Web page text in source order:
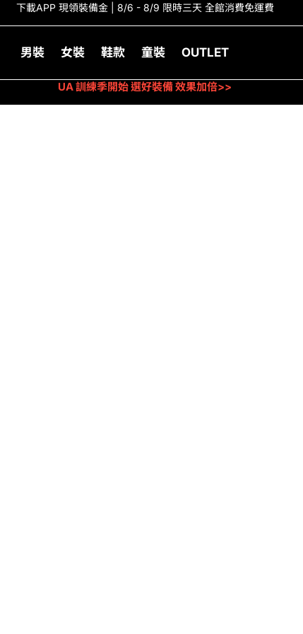
下載APP 現領裝備金 | 8/6 - 8/9 限時三天 全館消費免運費
男裝 女裝 鞋款 童裝 OUTLET
UA 訓練季開始 選好裝備 效果加倍>>